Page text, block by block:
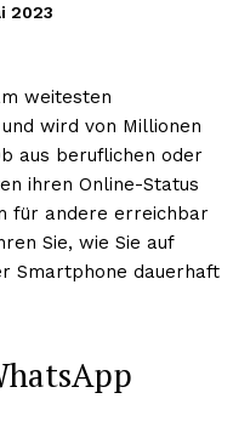
2023
weitesten
wird von Millionen
aus beruflichen oder
ihren Online-Status
für andere erreichbar
Sie, wie Sie auf
Smartphone dauerhaft